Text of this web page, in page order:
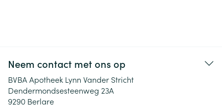
Neem contact met ons op
BVBA Apotheek Lynn Vander Stricht
Dendermondsesteenweg 23A
9290 Berlare